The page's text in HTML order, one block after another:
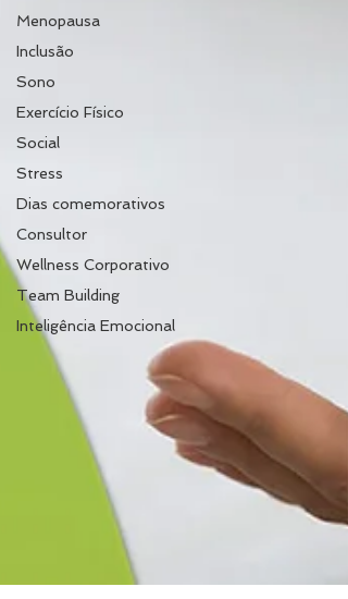
Menopausa
Inclusão
Sono
Exercício Físico
Social
Stress
Dias comemorativos
Consultor
Wellness Corporativo
Team Building
Inteligência Emocional